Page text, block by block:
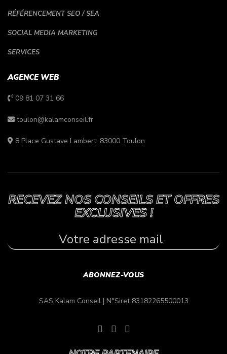
RÉFÉRENCEMENT SEO / SEA
SOCIAL MEDIA MARKETING
SERVICES
AGENCE WEB
09 81 07 31 66
toulon@kalamconseil.fr
8 Place Gustave Lambert, 83000 Toulon
RECEVEZ NOS CONSEILS ET OFFRES
EXCLUSIVES !
SAS Kalam Conseil | N°Siret 83182265500013